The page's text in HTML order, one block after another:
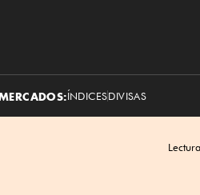
ÍNDICESDIVISAS
Lectura